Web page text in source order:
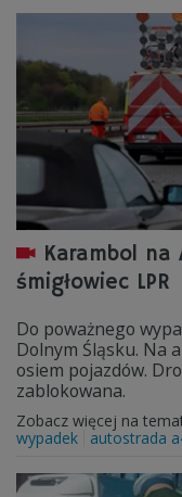
Karambol na
śmigłowiec LPR
Do poważnego
Dolnym Śląsku. Na
osiem pojazdów.
zablokowana.
Zobacz więcej na
wypadek
autostrada